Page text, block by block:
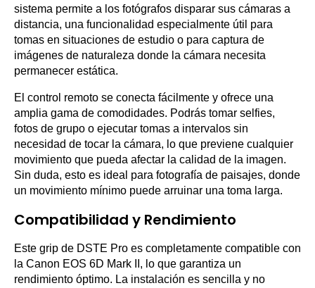
sistema permite a los fotógrafos disparar sus cámaras a
distancia, una funcionalidad especialmente útil para
tomas en situaciones de estudio o para captura de
imágenes de naturaleza donde la cámara necesita
permanecer estática.
El control remoto se conecta fácilmente y ofrece una
amplia gama de comodidades. Podrás tomar selfies,
fotos de grupo o ejecutar tomas a intervalos sin
necesidad de tocar la cámara, lo que previene cualquier
movimiento que pueda afectar la calidad de la imagen.
Sin duda, esto es ideal para fotografía de paisajes, donde
un movimiento mínimo puede arruinar una toma larga.
Compatibilidad y Rendimiento
Este grip de DSTE Pro es completamente compatible con
la Canon EOS 6D Mark II, lo que garantiza un
rendimiento óptimo. La instalación es sencilla y no